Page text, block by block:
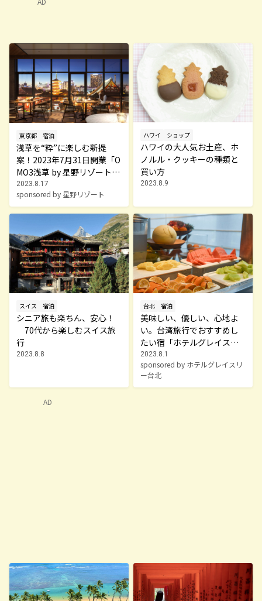
東京都 宿泊
浅草を“粋”に楽しむ新提
案！2023年7月31日開業「O
MO3浅草 by 星野リゾート」
で浅草上手に
2023.8.17
sponsored by 星野リゾート
ハワイ ショップ
ハワイの大人気お土産、ホ
ノルル・クッキーの種類と
買い方
2023.8.9
スイス 宿泊
シニア旅も楽ちん、安心！
70代から楽しむスイス旅
行
2023.8.8
台北 宿泊
美味しい、優しい、心地よ
い。台湾旅行でおすすめし
たい宿「ホテルグレイスリ
ー台北」
2023.8.1
sponsored by ホテルグレイスリ
ー台北
AD